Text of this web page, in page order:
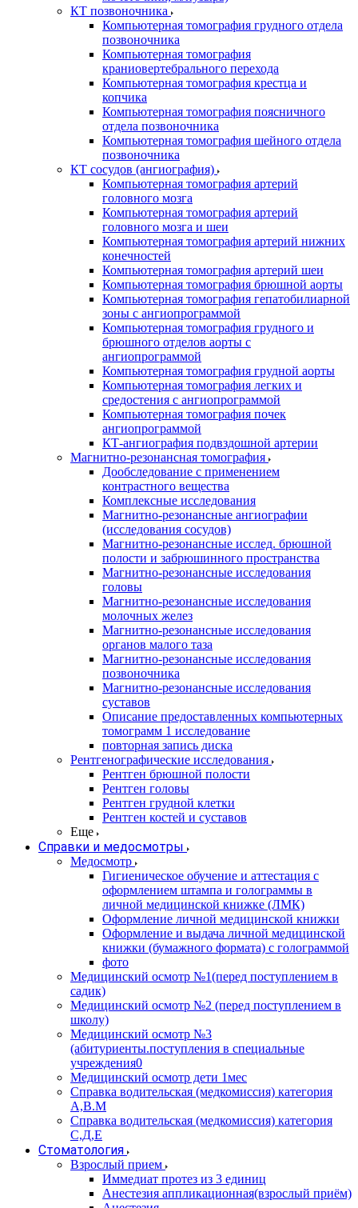
КТ позвоночника
Компьютерная томография грудного отдела
позвоночника
Компьютерная томография
краниовертебрального перехода
Компьютерная томография крестца и
копчика
Компьютерная томография поясничного
отдела позвоночника
Компьютерная томография шейного отдела
позвоночника
КТ сосудов (ангиография)
Компьютерная томография артерий
головного мозга
Компьютерная томография артерий
головного мозга и шеи
Компьютерная томография артерий нижних
конечностей
Компьютерная томография артерий шеи
Компьютерная томография брюшной аорты
Компьютерная томография гепатобилиарной
зоны с ангиопрограммой
Компьютерная томография грудного и
брюшного отделов аорты с
ангиопрограммой
Компьютерная томография грудной аорты
Компьютерная томография легких и
средостения с ангиопрограммой
Компьютерная томография почек
ангиопрограммой
КТ-ангиография подвздошной артерии
Магнитно-резонансная томография
Дообследование с применением
контрастного вещества
Комплексные исследования
Магнитно-резонансные ангиографии
(исследования сосудов)
Магнитно-резонансные исслед. брюшной
полости и забрюшинного пространства
Магнитно-резонансные исследования
головы
Магнитно-резонансные исследования
молочных желез
Магнитно-резонансные исследования
органов малого таза
Магнитно-резонансные исследования
позвоночника
Магнитно-резонансные исследования
суставов
Описание предоставленных компьютерных
томограмм 1 исследование
повторная запись диска
Рентгенографические исследования
Рентген брюшной полости
Рентген головы
Рентген грудной клетки
Рентген костей и суставов
Еще
Справки и медосмотры
Медосмотр
Гигиеническое обучение и аттестация с
оформлением штампа и голограммы в
личной медицинской книжке (ЛМК)
Оформление личной медицинской книжки
Оформление и выдача личной медицинской
книжки (бумажного формата) с голограммой
фото
Медицинский осмотр №1(перед поступлением в
садик)
Медицинский осмотр №2 (перед поступлением в
школу)
Медицинский осмотр №3
(абитуриенты.поступления в специальные
учреждения0
Медицинский осмотр дети 1мес
Справка водительская (медкомиссия) категория
А,В.М
Справка водительская (медкомиссия) категория
С,Д,Е
Стоматология
Взрослый прием
Иммедиат протез из 3 единиц
Анестезия аппликационная(взрослый приём)